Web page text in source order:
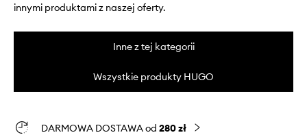
innymi produktami z naszej oferty.
Inne z tej kategorii
Wszystkie produkty HUGO
DARMOWA DOSTAWA od 280 zł